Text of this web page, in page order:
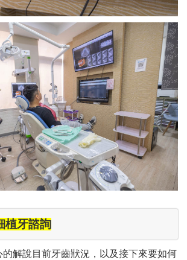
植牙諮詢
解說目前牙齒狀況，以及接下來要如何